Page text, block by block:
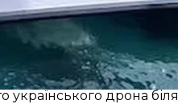
«утриматися від
моря».
дрона біля